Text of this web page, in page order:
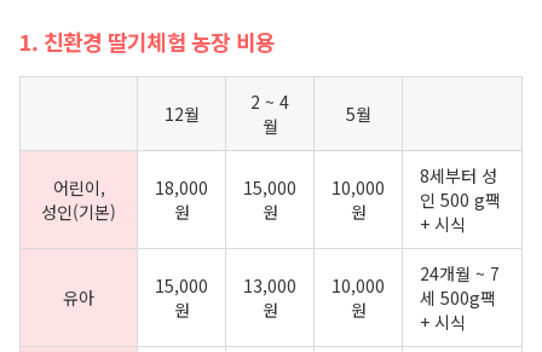
1. 친환경 딸기체험 농장 비용
12월
2 ~ 4
월
5월
어린이,
성인(기본)
18,000
원
15,000
원
10,000
원
8세부터 성
인 500 g팩
+ 시식
유아
15,000
원
13,000
원
10,000
원
24개월 ~ 7
세 500g팩
+ 시식